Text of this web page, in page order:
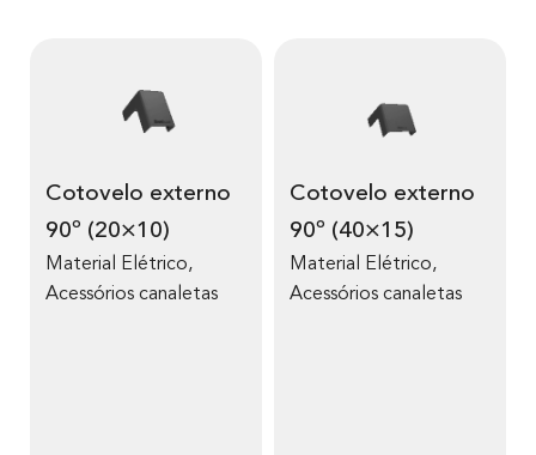
Cotovelo externo
90º (20×10)
Material Elétrico,
Acessórios canaletas
Cotovelo externo
90º (40×15)
Material Elétrico,
Acessórios canaletas